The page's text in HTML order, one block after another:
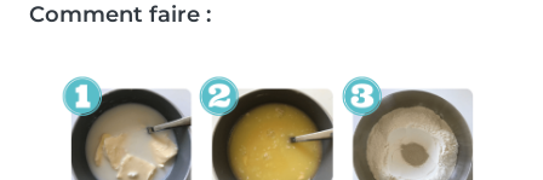
Comment faire :